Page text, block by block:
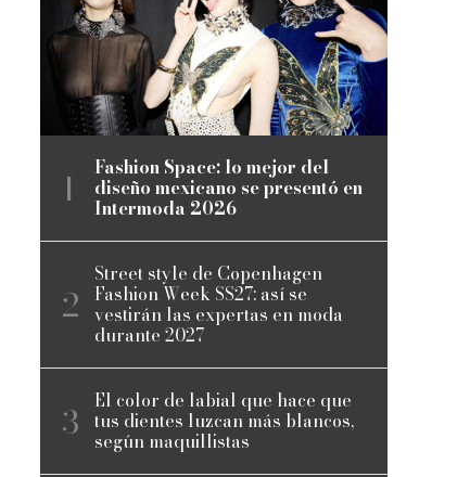
Fashion Space: lo mejor del
diseño mexicano se presentó en
Intermoda 2026
Street style de Copenhagen
Fashion Week SS27: así se
vestirán las expertas en moda
durante 2027
El color de labial que hace que
tus dientes luzcan más blancos,
según maquillistas